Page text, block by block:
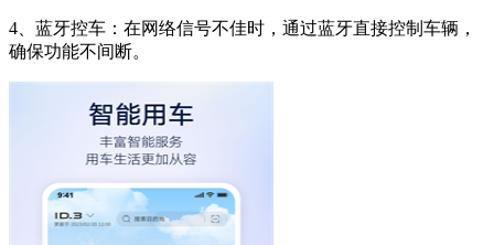
4、蓝牙控车：在网络信号不佳时，通过蓝牙直接控制车辆，
确保功能不间断。